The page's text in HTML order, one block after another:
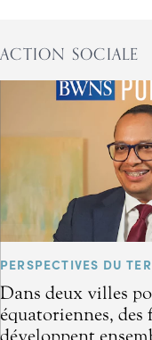
ACTION SOCIALE
PERSPECTIVES DU
Dans deux villes
équatoriennes, des
développent